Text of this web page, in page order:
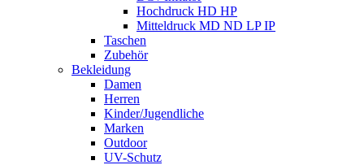
Hochdruck HD HP
Mitteldruck MD ND LP IP
Taschen
Zubehör
Bekleidung
Damen
Herren
Kinder/Jugendliche
Marken
Outdoor
UV-Schutz